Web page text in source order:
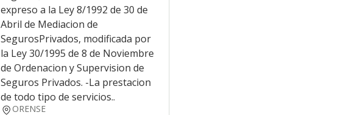
expreso a la Ley 8/1992 de 30 de
Abril de Mediacion de
SegurosPrivados, modificada por
la Ley 30/1995 de 8 de Noviembre
de Ordenacion y Supervision de
Seguros Privados. -La prestacion
de todo tipo de servicios..
ORENSE